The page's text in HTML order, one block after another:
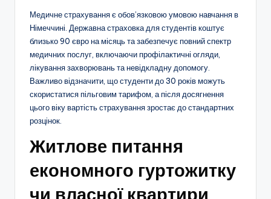
Медичне страхування є обов’язковою умовою навчання в
Німеччині. Державна страховка для студентів коштує
близько 90 євро на місяць та забезпечує повний спектр
медичних послуг, включаючи профілактичні огляди,
лікування захворювань та невідкладну допомогу.
Важливо відзначити, що студенти до 30 років можуть
скористатися пільговим тарифом, а після досягнення
цього віку вартість страхування зростає до стандартних
розцінок.
Житлове питання
економного гуртожитку